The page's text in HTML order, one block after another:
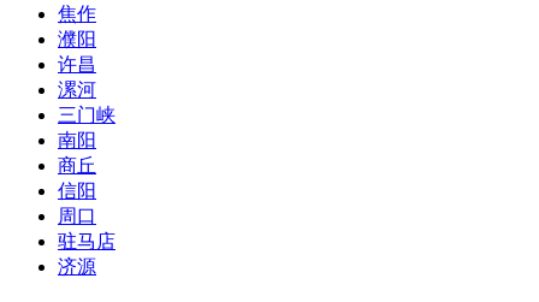
焦作
濮阳
许昌
漯河
三门峡
南阳
商丘
信阳
周口
驻马店
济源